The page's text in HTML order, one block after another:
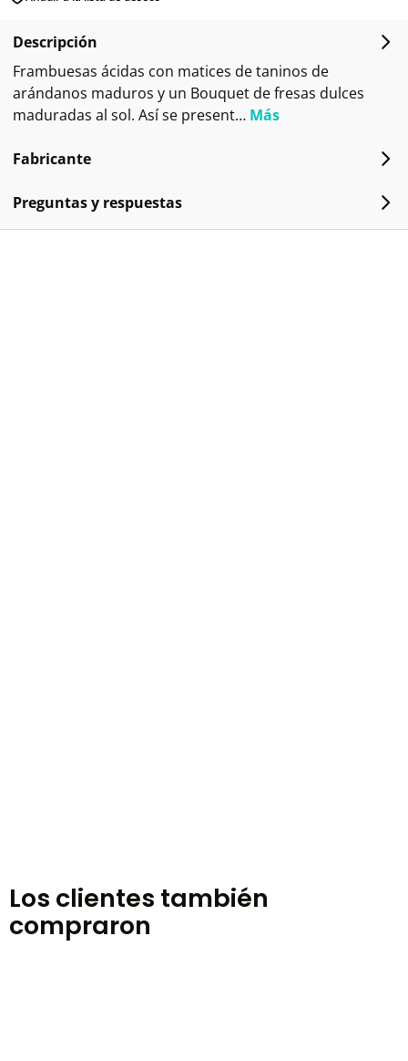
Descripción
Frambuesas ácidas con matices de taninos de
arándanos maduros y un Bouquet de fresas dulces
maduradas al sol. Así se present… Más
Fabricante
Preguntas y respuestas
Los clientes también
compraron